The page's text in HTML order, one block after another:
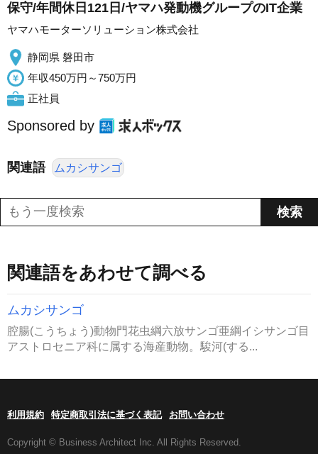
保守/年間休日121日/ヤマハ発動機グループのIT企業
ヤマハモーターソリューション株式会社
静岡県 磐田市
年収450万円～750万円
正社員
Sponsored by
関連語 ムカシサンゴ
関連語をあわせて調べる
ムカシサンゴ
腔腸(こうちょう)動物門花虫綱六放サンゴ亜綱イシサンゴ目
アストロセニア科に属する海産動物。駿河(する...
利用規約 特定商取引法に基づく表記 お問い合わせ
Copyright © Business Architect Inc. All Rights Reserved.